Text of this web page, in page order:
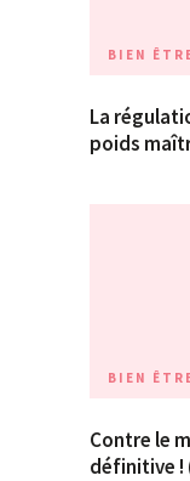
BIEN
La
poids
BIEN
Contre le
définitive !